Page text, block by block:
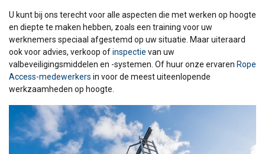
U kunt bij ons terecht voor alle aspecten die met werken op hoogte
en diepte te maken hebben, zoals een training voor uw
werknemers speciaal afgestemd op uw situatie. Maar uiteraard
ook voor advies, verkoop ofinspectie van uw
valbeveiligingsmiddelen en -systemen. Of huur onze ervaren Rope
Access-medewerkers in voor de meest uiteenlopende
werkzaamheden op hoogte.